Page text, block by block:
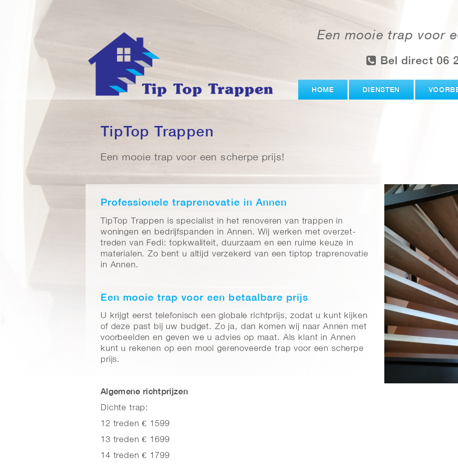
Een mooie trap voor
Bel direct 06
HOME DIENSTEN
TipTop Trappen
Een mooie trap voor een scherpe prijs!
Professionele traprenovatie in Annen
TipTop Trappen is specialist in het renoveren van trappen in
woningen en bedrijfspanden in Annen. Wij werken met overzet-
treden van Fedi: topkwaliteit, duurzaam en een ruime keuze in
materialen. Zo bent u altijd verzekerd van een tiptop traprenovatie
in Annen.
Een mooie trap voor een betaalbare prijs
U krijgt eerst telefonisch een globale richtprijs, zodat u kunt kijken
of deze past bij uw budget. Zo ja, dan komen wij naar Annen met
voorbeelden en geven we u advies op maat. Als klant in Annen
kunt u rekenen op een mooi gerenoveerde trap voor een scherpe
prijs.
Algemene richtprijzen
Dichte trap:
12 treden € 1599
13 treden € 1699
14 treden € 1799